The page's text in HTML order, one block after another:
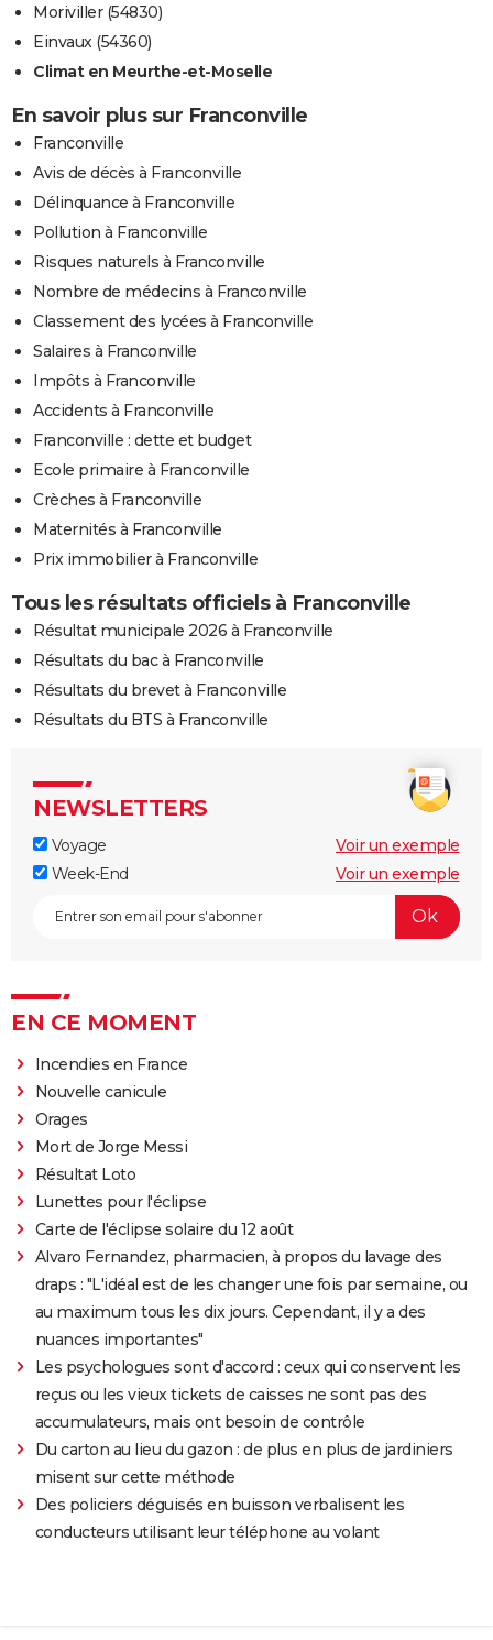
Moriviller (54830)
Einvaux (54360)
Climat en Meurthe-et-Moselle
En savoir plus sur Franconville
Franconville
Avis de décès à Franconville
Délinquance à Franconville
Pollution à Franconville
Risques naturels à Franconville
Nombre de médecins à Franconville
Classement des lycées à Franconville
Salaires à Franconville
Impôts à Franconville
Accidents à Franconville
Franconville : dette et budget
Ecole primaire à Franconville
Crèches à Franconville
Maternités à Franconville
Prix immobilier à Franconville
Tous les résultats officiels à Franconville
Résultat municipale 2026 à Franconville
Résultats du bac à Franconville
Résultats du brevet à Franconville
Résultats du BTS à Franconville
NEWSLETTERS
Voyage
Voir un exemple
Week-End
Voir un exemple
EN CE MOMENT
Incendies en France
Nouvelle canicule
Orages
Mort de Jorge Messi
Résultat Loto
Lunettes pour l'éclipse
Carte de l'éclipse solaire du 12 août
Alvaro Fernandez, pharmacien, à propos du lavage des
draps : "L'idéal est de les changer une fois par semaine, ou
au maximum tous les dix jours. Cependant, il y a des
nuances importantes"
Les psychologues sont d'accord : ceux qui conservent les
reçus ou les vieux tickets de caisses ne sont pas des
accumulateurs, mais ont besoin de contrôle
Du carton au lieu du gazon : de plus en plus de jardiniers
misent sur cette méthode
Des policiers déguisés en buisson verbalisent les
conducteurs utilisant leur téléphone au volant